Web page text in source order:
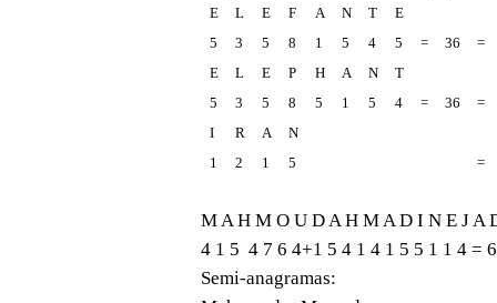
E L E F A N T
E
5
3 5 8 1 5 4 5 = 36 =
E
L E P H A N
T
5
3 5 8 5 1 5 4 = 36 =
I
R A
N
1
2 1 5 =
M A H M O U D A H M A D I N E J A
4 1 5 4 7 6 4+1 5 4 1 4 1 5 5 1 1 4 =
Semi-anagramas: